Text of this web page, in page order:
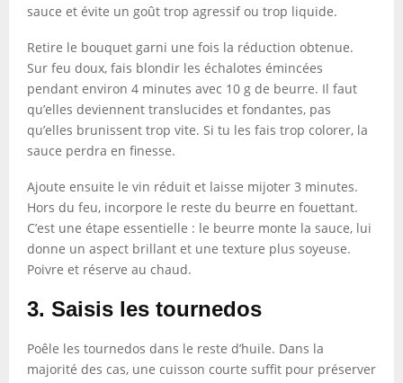
sauce et évite un goût trop agressif ou trop liquide.
Retire le bouquet garni une fois la réduction obtenue.
Sur feu doux, fais blondir les échalotes émincées
pendant environ 4 minutes avec 10 g de beurre. Il faut
qu’elles deviennent translucides et fondantes, pas
qu’elles brunissent trop vite. Si tu les fais trop colorer, la
sauce perdra en finesse.
Ajoute ensuite le vin réduit et laisse mijoter 3 minutes.
Hors du feu, incorpore le reste du beurre en fouettant.
C’est une étape essentielle : le beurre monte la sauce, lui
donne un aspect brillant et une texture plus soyeuse.
Poivre et réserve au chaud.
3. Saisis les tournedos
Poêle les tournedos dans le reste d’huile. Dans la
majorité des cas, une cuisson courte suffit pour préserver